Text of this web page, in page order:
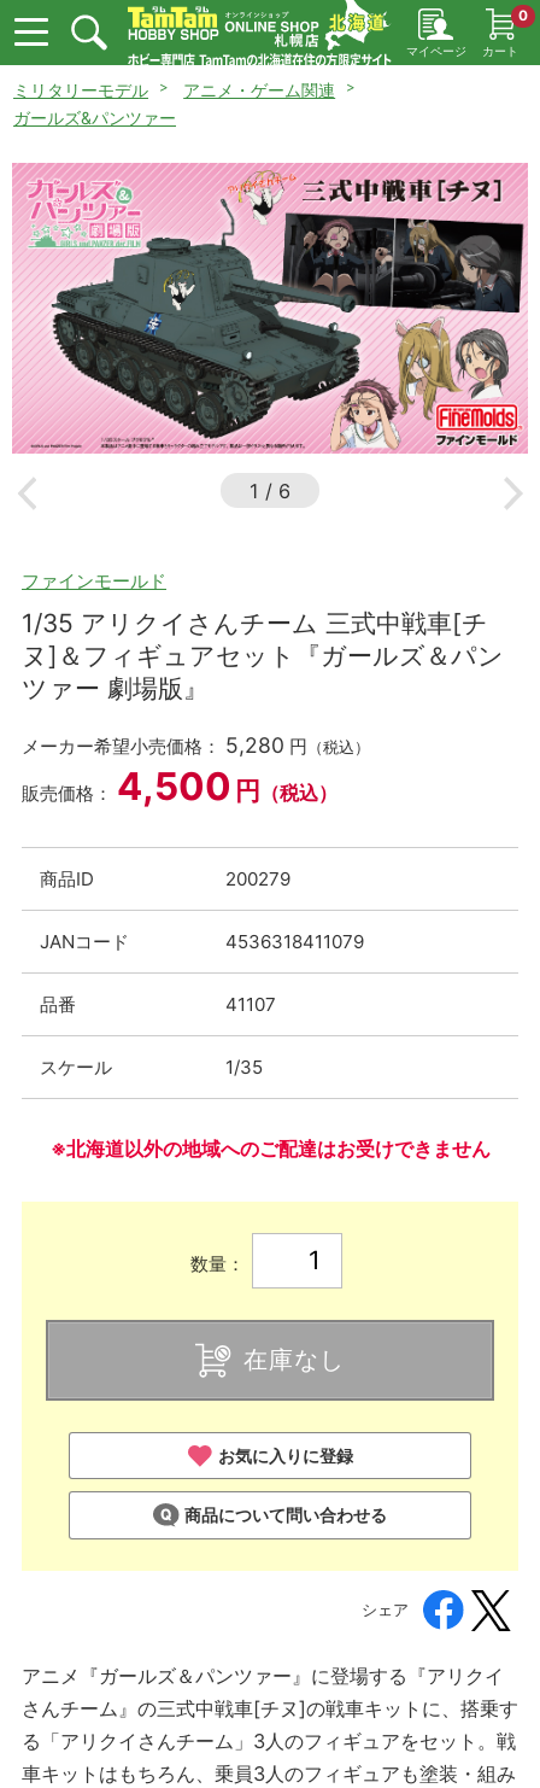
マイページ カート
0
ミリタリーモデル
アニメ・ゲーム関連
ガールズ&パンツァー
1 / 6
ファインモールド
1/35 アリクイさんチーム 三式中戦車[チ
ヌ]＆フィギュアセット『ガールズ＆パン
ツァー 劇場版』
メーカー希望小売価格： 5,280 円 （税込）
販売価格： 4,500 円 （税込）
商品ID 200279
JANコード 4536318411079
品番 41107
スケール 1/35
※北海道以外の地域へのご配達はお受けできません
数量：
在庫なし
お気に入りに登録
商品について問い合わせる
シェア
アニメ『ガールズ＆パンツァー』に登場する『アリクイ
さんチーム』の三式中戦車[チヌ]の戦車キットに、搭乗す
る「アリクイさんチーム」3人のフィギュアをセット。戦
車キットはもちろん、乗員3人のフィギュアも塗装・組み